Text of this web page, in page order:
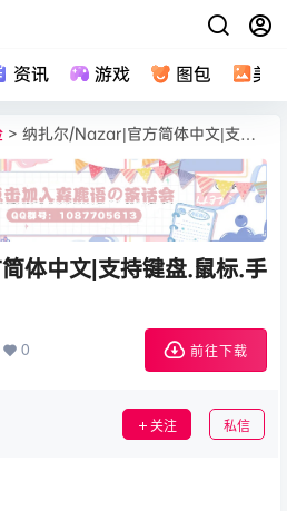
资讯 游戏 图包 美
> 纳扎尔/Nazar|官方简体中文|支持键盘.鼠标.手柄
体中文|支持键盘.鼠标.手
0 前往下载
关注 私信